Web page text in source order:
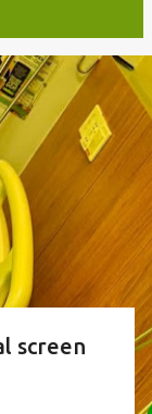
screen